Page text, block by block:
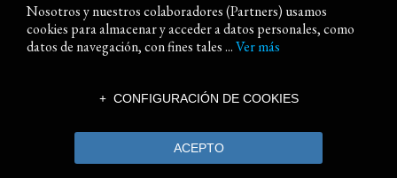
Nosotros y nuestros colaboradores (Partners) usamos
cookies para almacenar y acceder a datos personales, como
datos de navegación, con fines tales ...Ver más
CONFIGURACIÓN DE COOKIES
ACEPTO